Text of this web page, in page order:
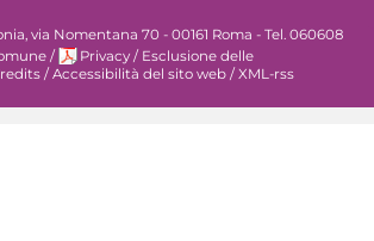
via Nomentana 70 - 00161 Roma - Tel. 060608
/ Privacy / Esclusione delle
/Accessibilità del sito web /XML-rss